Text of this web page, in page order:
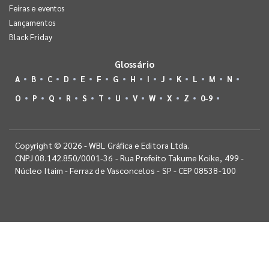
Feiras e eventos
Lançamentos
Black Friday
Glossário
A B C D E F G H I J K L M
N
O
P Q R S T U V W X Z 0-9
Copyright © 2026 - WBL Gráfica e Editora Ltda.
CNPJ 08.142.850/0001-36 - Rua Prefeito Takume Koike, 499 -
Núcleo Itaim - Ferraz de Vasconcelos - SP - CEP 08538-100